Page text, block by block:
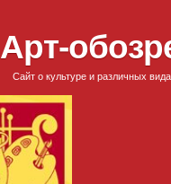
Арт-
Сайт о культуре и различных